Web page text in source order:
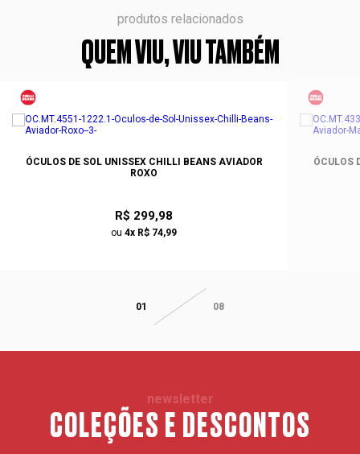
produtos relacionados
QUEM VIU, VIU TAMBÉM
ÓCULOS DE SOL UNISSEX CHILLI BEANS AVIADOR
ROXO
R$ 299,98
ou 4x R$ 74,99
ÓCULOS
01 08
newsletter
COLEÇÕES E DESCONTOS